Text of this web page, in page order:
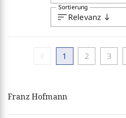
sortRelevanz south
Sortierung
1 2 3
Franz Hofmann